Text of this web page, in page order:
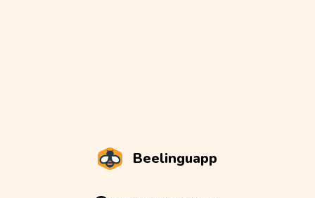
Beelinguapp